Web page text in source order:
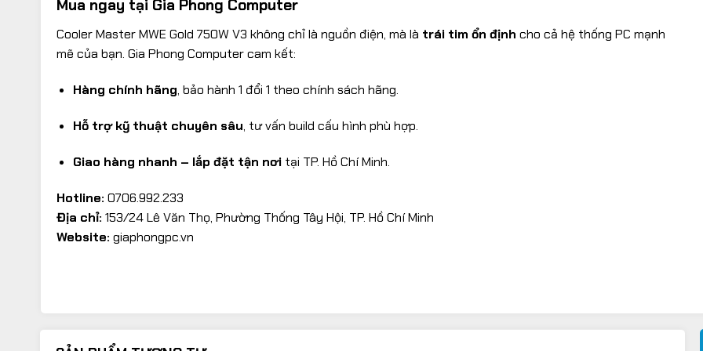
Mua ngay tại Gia Phong Computer
Cooler Master MWE Gold 750W V3 không chỉ là nguồn điện, mà là trái tim ổn định cho cả hệ thống PC mạnh
mẽ của bạn. Gia Phong Computer cam kết:
Hàng chính hãng, bảo hành 1 đổi 1 theo chính sách hãng.
Hỗ trợ kỹ thuật chuyên sâu, tư vấn build cấu hình phù hợp.
Giao hàng nhanh – lắp đặt tận nơitại TP. Hồ Chí Minh.
Hotline: 0706.992.233
Địa chỉ: 153/24 Lê Văn Thọ, Phường Thống Tây Hội, TP. Hồ Chí Minh
Website: giaphongpc.vn